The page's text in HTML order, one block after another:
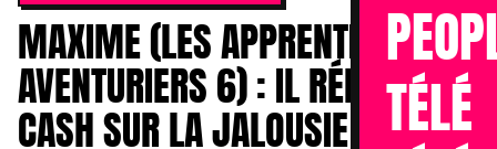
TÉLÉ
MAXIME (LES APPRENTIS
AVENTURIERS 6) : IL RÉPOND
CASH SUR LA JALOUSIE DE